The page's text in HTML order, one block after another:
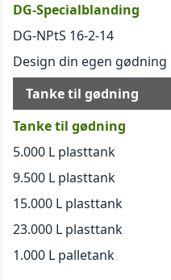
DG-Specialblanding
DG-NPtS 16-2-14
Design din egen gødning
Tanke til gødning
Tanke til gødning
5.000 L plasttank
9.500 L plasttank
15.000 L plasttank
23.000 L plasttank
1.000 L palletank